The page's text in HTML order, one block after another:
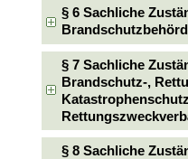
§ 6 Sachliche
§ 7 Sachliche
Brandschutz-,
§ 8 Sachliche